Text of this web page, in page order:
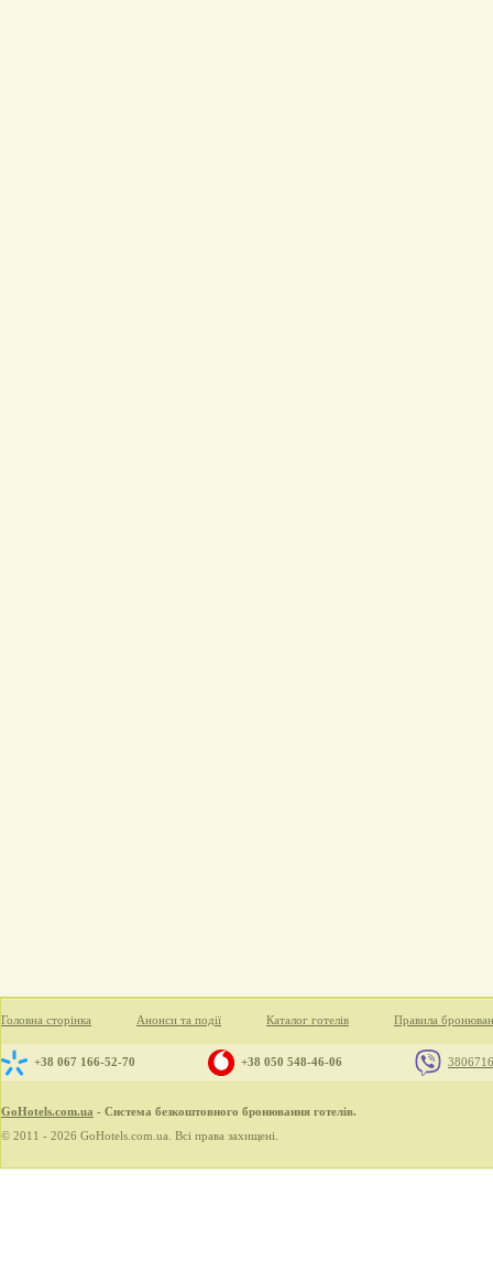
Головна сторінка Анонси та події Каталог готелів Правила
+38 067 166-52-70 +38 050 548-46-06
GoHotels.com.ua - Система безкоштовного бронювання готелів.
© 2011 - 2026 GoHotels.com.ua. Всі права захищені.